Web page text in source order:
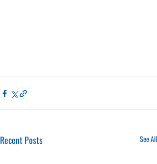
Recent Posts See All